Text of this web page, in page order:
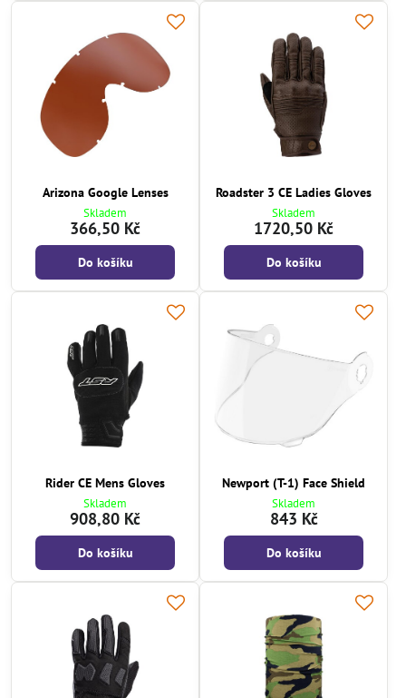
Arizona Google Lenses
Skladem
366,50 Kč
Do košíku
Roadster 3 CE Ladies Gloves
Skladem
1720,50 Kč
Do košíku
Rider CE Mens Gloves
Skladem
908,80 Kč
Do košíku
Newport (T-1) Face Shield
Skladem
843 Kč
Do košíku